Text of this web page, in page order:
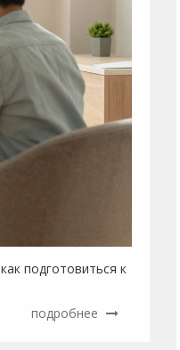
подготовиться к
подробнее